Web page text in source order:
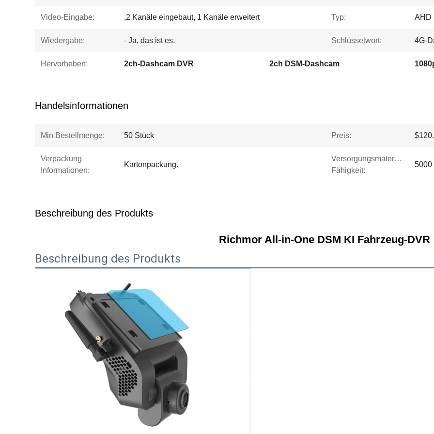
Video-Eingabe: ,2 Kanäle eingebaut, 1 Kanäle erweitert Typ: AHD
Wiedergabe: - Ja, das ist es. Schlüsselwort: 4G-
Hervorheben: 2ch-Dashcam DVR 2ch DSM-Dashcam
Handelsinformationen
Min Bestellmenge: 50 Stück Preis:
Verpackung
Informationen:
Kartonpackung.
Versorgungsmaterial-
Fähigkeit:
5000
Beschreibung des Produkts
Richmor All-in-One DSM KI Fahrzeug-DVR
Beschreibung des Produkts